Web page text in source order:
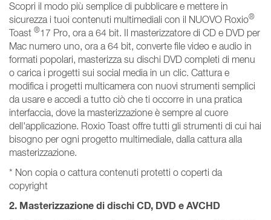
Scopri il modo più semplice di pubblicare e mettere in
sicurezza i tuoi contenuti multimediali con il NUOVO Roxio®
Toast ®17 Pro, ora a 64 bit. Il masterizzatore di CD e DVD per
Mac numero uno, ora a 64 bit, converte file video e audio in
formati popolari, masterizza su dischi DVD completi di menu
o carica i progetti sui social media in un clic. Cattura e
modifica i progetti multicamera con nuovi strumenti semplici
da usare e accedi a tutto ciò che ti occorre in una pratica
interfaccia, dove la masterizzazione è sempre al cuore
dell'applicazione. Roxio Toast offre tutti gli strumenti di cui hai
bisogno per ogni progetto multimediale, dalla cattura alla
masterizzazione.
* Non copia o cattura contenuti protetti o coperti da
copyright
2. Masterizzazione di dischi CD, DVD e AVCHD